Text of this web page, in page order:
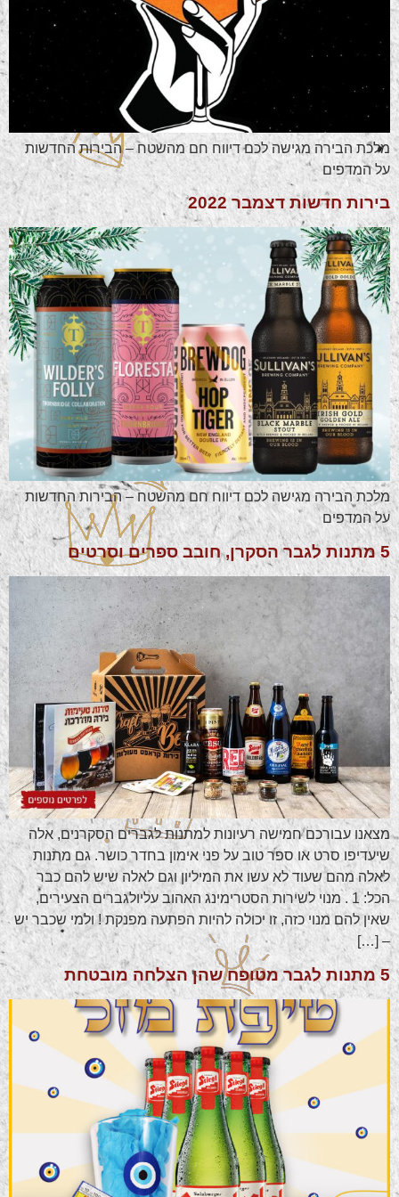
מלכת הבירה מגישה לכם דיווח חם מהשטח – הבירות החדשות
על המדפים
בירות חדשות דצמבר 2022
מלכת הבירה מגישה לכם דיווח חם מהשטח – הבירות החדשות
על המדפים
5 מתנות לגבר הסקרן, חובב ספרים וסרטים
מצאנו עבורכם חמישה רעיונות למתנות לגברים הסקרנים, אלה
שיעדיפו סרט או ספר טוב על פני אימון בחדר כושר. גם מתנות
לאלה מהם שעוד לא עשו את המיליון וגם לאלה שיש להם כבר
הכל: 1 . מנוי לשירות הסטרימינג האהוב עליולגברים הצעירים,
שאין להם מנוי כזה, זו יכולה להיות הפתעה מפנקת ! ולמי שכבר יש
– […]
5 מתנות לגבר מטופח שהן הצלחה מובטחת